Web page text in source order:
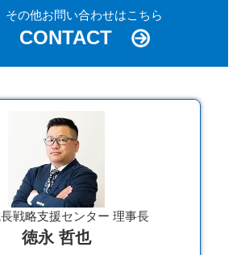
その他お問い合わせはこちら
CONTACT
戦略支援センター 理事長
徳永 哲也